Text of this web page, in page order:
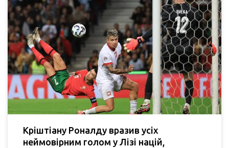
Кріштіану Роналду вразив усіх
неймовірним голом у Лізі націй,